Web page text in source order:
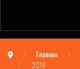
Главная
2018-